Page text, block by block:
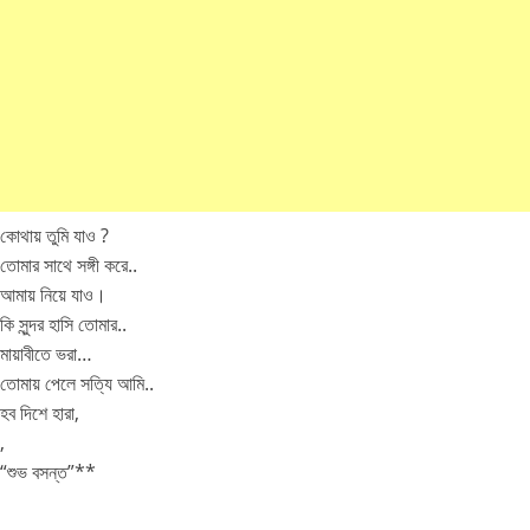
কোথায় তুমি যাও ?
তোমার সাথে সঙ্গী করে..
আমায় নিয়ে যাও।
কি সুন্দর হাসি তোমার..
মায়াবীতে ভরা…
তোমায় পেলে সত্যি আমি..
হব দিশে হারা,
,
“শুভ বসন্ত”**